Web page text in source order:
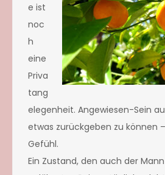
e ist
noc
h
eine
Priva
tang
elegenheit. Angewiesen-Sein
etwas zurückgeben zu können
Gefühl.
Ein Zustand, den auch der